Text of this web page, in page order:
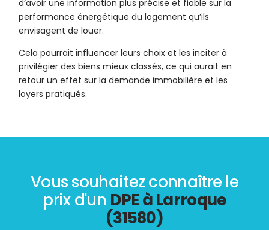
d’avoir une information plus précise et fiable sur la
performance énergétique du logement qu’ils
envisagent de louer.
Cela pourrait influencer leurs choix et les inciter à
privilégier des biens mieux classés, ce qui aurait en
retour un effet sur la demande immobilière et les
loyers pratiqués.
Vous souhaitez connaître le
prix d'un DPE à Larroque
(31580)